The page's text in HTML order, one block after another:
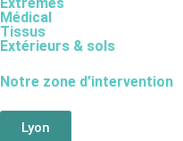
Médical
Tissus
Extérieurs & sols
Notre zone d’intervention
Lyon